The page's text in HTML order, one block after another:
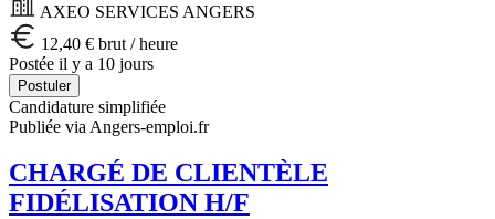
AXEO SERVICES ANGERS
12,40 € brut / heure
Postée il y a 10 jours
Postuler
Candidature simplifiée
Publiée via Angers-emploi.fr
CHARGÉ DE CLIENTÈLE
FIDÉLISATION H/F